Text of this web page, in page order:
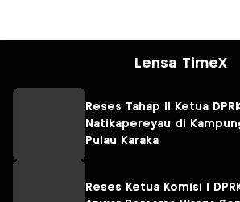
Lensa TimeX
Reses Tahap II Ketua
Natikapereyau di
Pulau Karaka
Reses Ketua Komisi I